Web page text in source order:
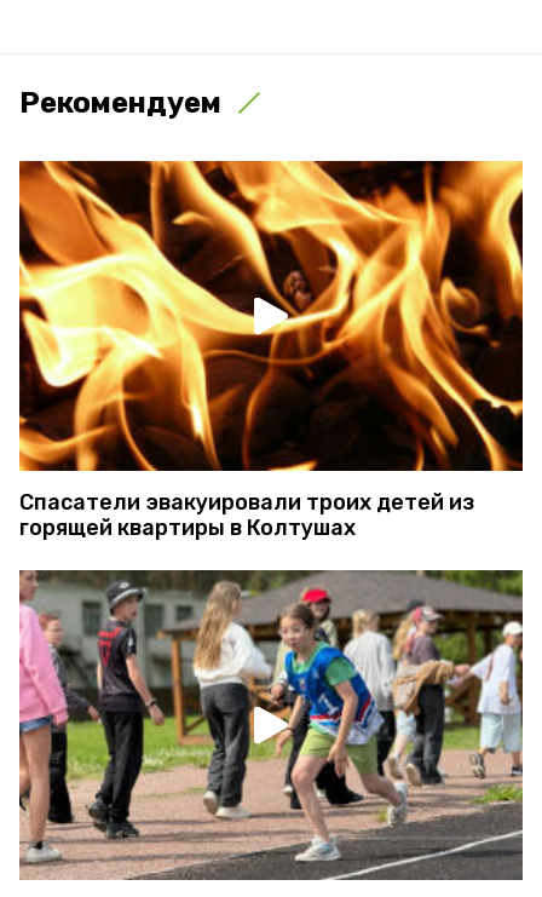
Рекомендуем
Спасатели эвакуировали троих детей из
горящей квартиры в Колтушах